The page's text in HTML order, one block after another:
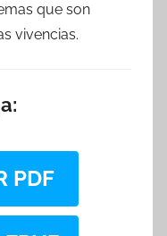
que son
vivencias.
PDF